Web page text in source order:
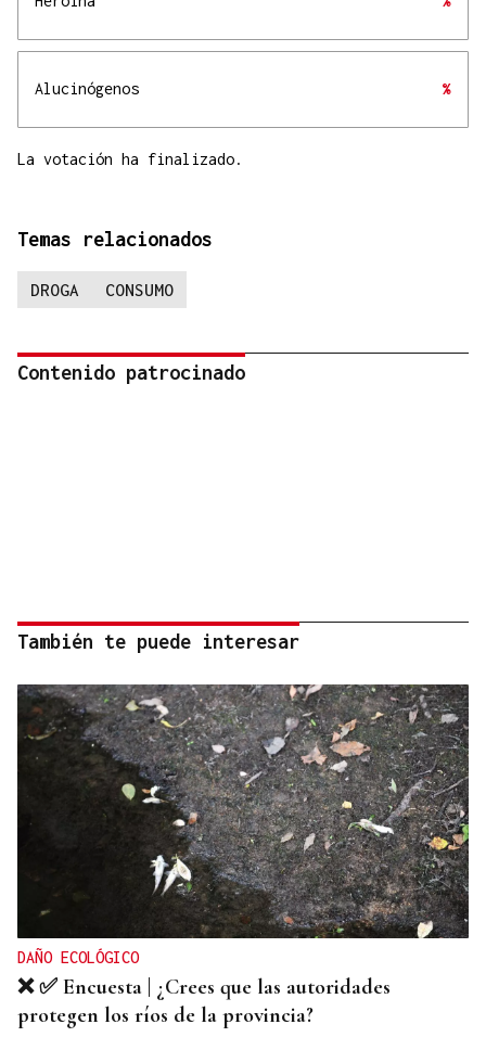
Alucinógenos %
La votación ha finalizado.
Temas relacionados
DROGA CONSUMO
Contenido patrocinado
También te puede interesar
DAÑO ECOLÓGICO
❌ ✅ Encuesta | ¿Crees que las autoridades
protegen los ríos de la provincia?